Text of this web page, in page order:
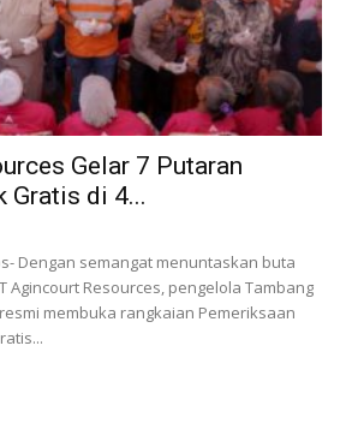
Gelar 7 Putaran
Gratis di 4...
Dengan semangat menuntaskan buta
Agincourt Resources, pengelola Tambang
membuka rangkaian Pemeriksaan